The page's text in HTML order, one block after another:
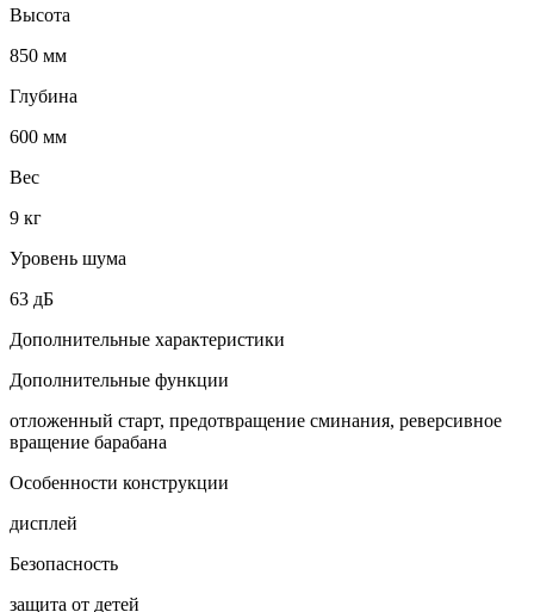
Высота
850 мм
Глубина
600 мм
Вес
9 кг
Уровень шума
63 дБ
Дополнительные характеристики
Дополнительные функции
отложенный старт, предотвращение сминания, реверсивное
вращение барабана
Особенности конструкции
дисплей
Безопасность
защита от детей